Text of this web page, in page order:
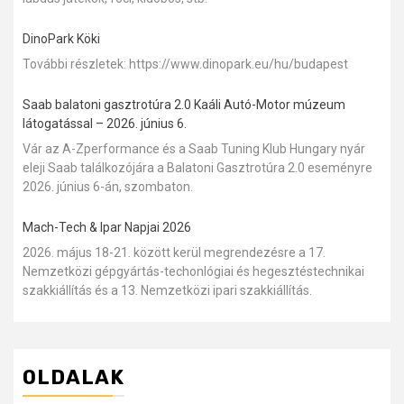
DinoPark Köki
További részletek: https://www.dinopark.eu/hu/budapest
Saab balatoni gasztrotúra 2.0 Kaáli Autó-Motor múzeum
látogatással – 2026. június 6.
Vár az A-Zperformance és a Saab Tuning Klub Hungary nyár
eleji Saab találkozójára a Balatoni Gasztrotúra 2.0 eseményre
2026. június 6-án, szombaton.
Mach-Tech & Ipar Napjai 2026
2026. május 18-21. között kerül megrendezésre a 17.
Nemzetközi gépgyártás-techonlógiai és hegesztéstechnikai
szakkiállítás és a 13. Nemzetközi ipari szakkiállítás.
OLDALAK